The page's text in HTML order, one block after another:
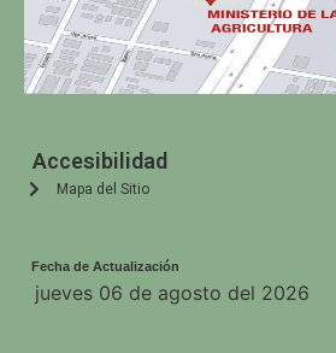
Accesibilidad
Mapa del Sitio
Fecha de Actualización
jueves 06 de agosto del 2026